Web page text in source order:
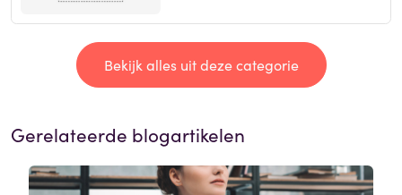
Bekijk alles uit deze categorie
Gerelateerde blogartikelen